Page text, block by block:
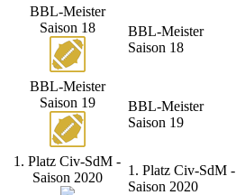
BBL-Meister
Saison 18
BBL-Meister
Saison 18
BBL-Meister
Saison 19
BBL-Meister
Saison 19
1. Platz Civ-SdM -
Saison 2020
1. Platz Civ-SdM -
Saison 2020